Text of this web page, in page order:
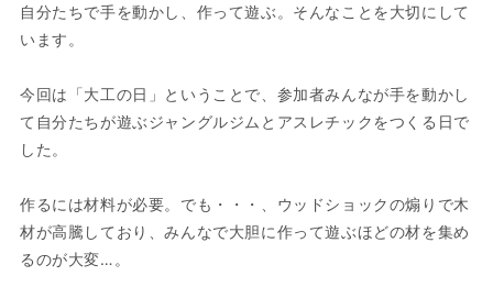
自分たちで手を動かし、作って遊ぶ。そんなことを大切にして
います。
今回は「大工の日」ということで、参加者みんなが手を動かし
て自分たちが遊ぶジャングルジムとアスレチックをつくる日で
した。
作るには材料が必要。でも・・・、ウッドショックの煽りで木
材が高騰しており、みんなで大胆に作って遊ぶほどの材を集め
るのが大変…。